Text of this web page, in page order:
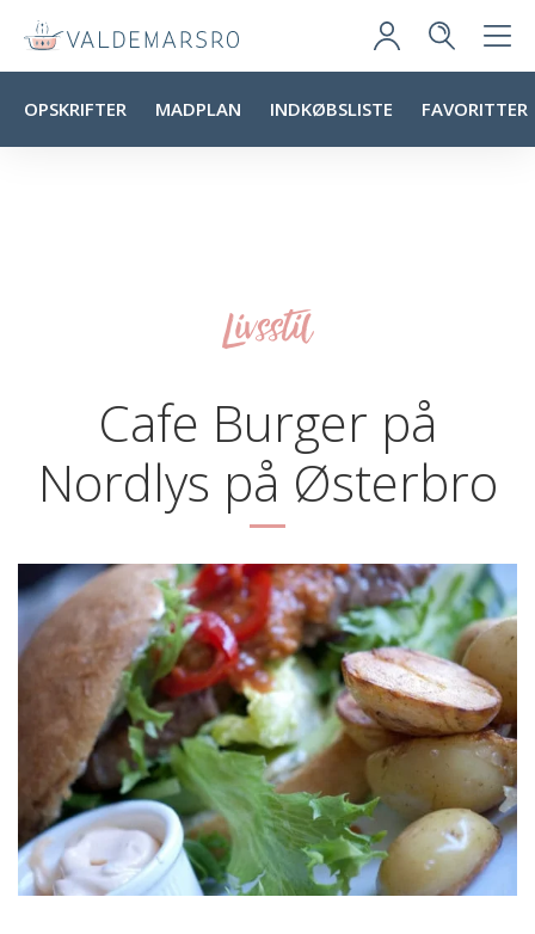
OPSKRIFTER MADPLAN INDKØBSLISTE FAVORITTER
Livsstil
Cafe Burger på
Nordlys på Østerbro